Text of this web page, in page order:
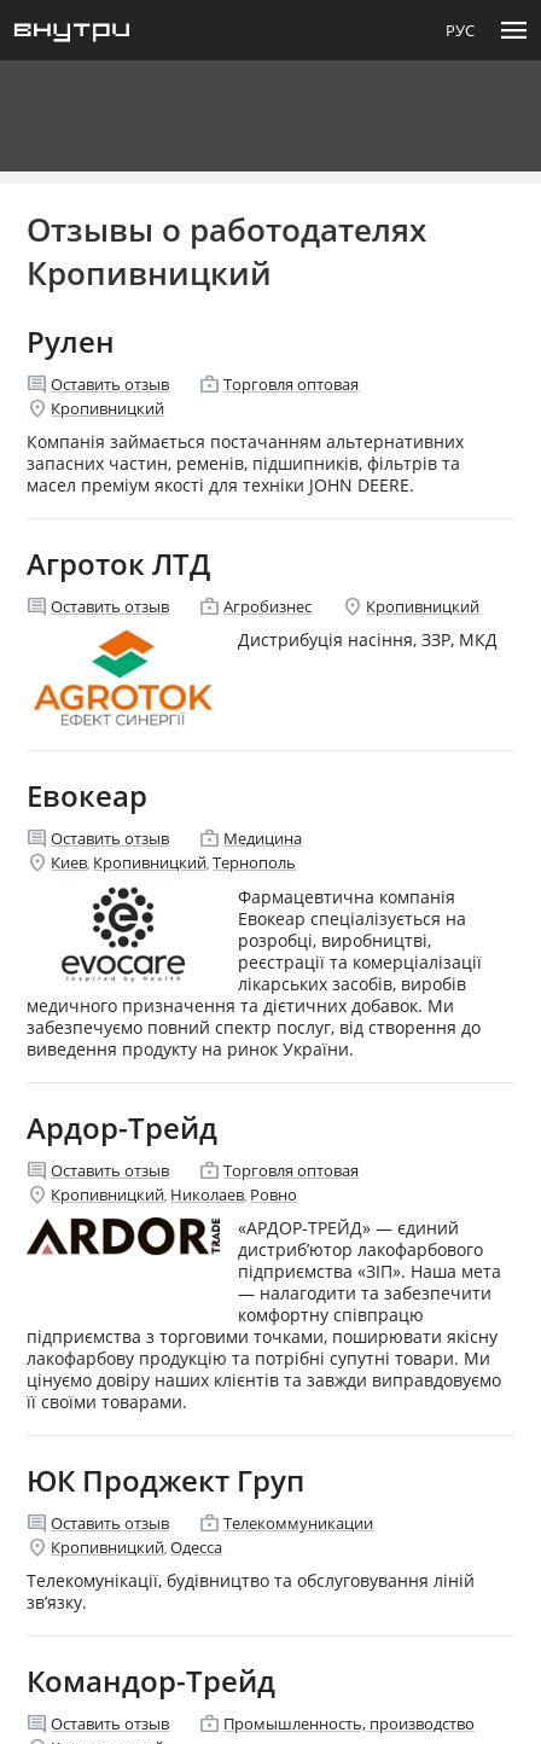
РУС menu
Отзывы о работодателях
Кропивницкий
Рулен
comment Оставить отзыв enterprise Торговля оптовая
location_on Кропивницкий
Компанія займається постачанням альтернативних
запасних частин, ременів, підшипників, фільтрів та
масел преміум якості для техніки JOHN DEERE.
Агроток ЛТД
comment Оставить отзыв enterprise Агробизнес location_on Кропивницкий
Дистрибуція насіння, ЗЗР, МКД
Евокеар
comment Оставить отзыв enterprise Медицина
location_on Киев, Кропивницкий,Тернополь
Фармацевтична компанія
Евокеар спеціалізується на
розробці, виробництві,
реєстрації та комерціалізації
лікарських засобів, виробів
медичного призначення та дієтичних добавок. Ми
забезпечуємо повний спектр послуг, від створення до
виведення продукту на ринок України.
Ардор-Трейд
comment Оставить отзыв enterprise Торговля оптовая
location_on Кропивницкий Николаев Ровно
«АРДОР-ТРЕЙД» — єдиний
дистриб’ютор лакофарбового
підприємства «ЗІП». Наша мета
— налагодити та забезпечити
комфортну співпрацю
підприємства з торговими точками, поширювати якісну
лакофарбову продукцію та потрібні супутні товари. Ми
цінуємо довіру наших клієнтів та завжди виправдовуємо
її своїми товарами.
ЮК Проджект Груп
comment Оставить отзыв enterprise Телекоммуникации
location_on Кропивницкий,Одесса
Телекомунікації, будівництво та обслуговування ліній
зв’язку.
Командор-Трейд
comment Оставить отзыв enterprise Промышленность, производство